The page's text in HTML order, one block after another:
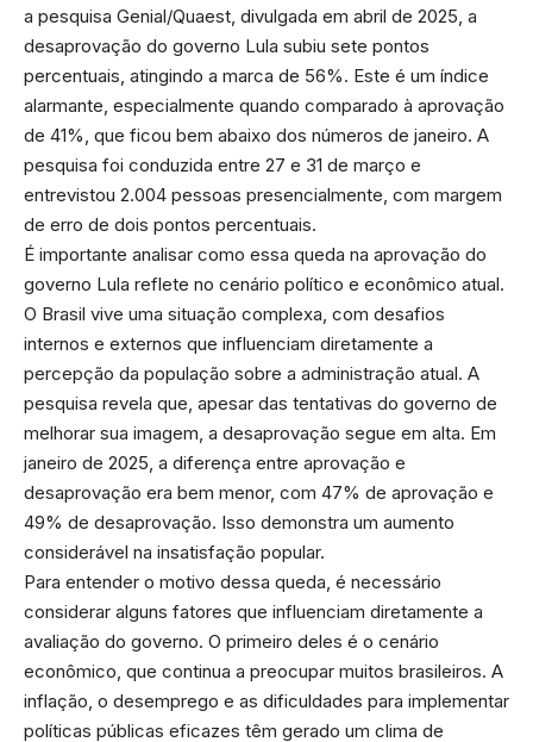
a pesquisa Genial/Quaest, divulgada em abril de 2025, a
desaprovação do governo Lula subiu sete pontos
percentuais, atingindo a marca de 56%. Este é um índice
alarmante, especialmente quando comparado à aprovação
de 41%, que ficou bem abaixo dos números de janeiro. A
pesquisa foi conduzida entre 27 e 31 de março e
entrevistou 2.004 pessoas presencialmente, com margem
de erro de dois pontos percentuais.
É importante analisar como essa queda na aprovação do
governo Lula reflete no cenário político e econômico atual.
O Brasil vive uma situação complexa, com desafios
internos e externos que influenciam diretamente a
percepção da população sobre a administração atual. A
pesquisa revela que, apesar das tentativas do governo de
melhorar sua imagem, a desaprovação segue em alta. Em
janeiro de 2025, a diferença entre aprovação e
desaprovação era bem menor, com 47% de aprovação e
49% de desaprovação. Isso demonstra um aumento
considerável na insatisfação popular.
Para entender o motivo dessa queda, é necessário
considerar alguns fatores que influenciam diretamente a
avaliação do governo. O primeiro deles é o cenário
econômico, que continua a preocupar muitos brasileiros. A
inflação, o desemprego e as dificuldades para implementar
políticas públicas eficazes têm gerado um clima de